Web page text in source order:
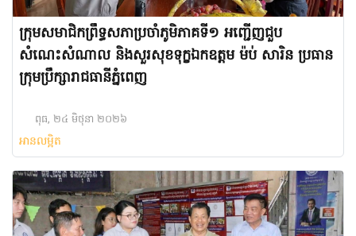
ក្រុមសមាជិកព្រឹទ្ធសភាប្រចាំភូមិភាគទី១ អញ្ជើញជួប
សំណេះសំណាល និងសួរសុខទុក្ខឯកឧត្តម ម៉ប់ សារិន ប្រធាន
ក្រុមប្រឹក្សារាជធានីភ្នំពេញ
ពុធ, ២៤ មិថុនា ២០២៦
អានលម្អិត